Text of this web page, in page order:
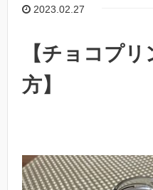
2023.02.27
【チョコプ
方】